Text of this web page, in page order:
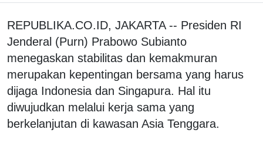
REPUBLIKA.CO.ID, JAKARTA -- Presiden RI
Jenderal (Purn) Prabowo Subianto
menegaskan stabilitas dan kemakmuran
merupakan kepentingan bersama yang harus
dijaga Indonesia dan Singapura. Hal itu
diwujudkan melalui kerja sama yang
berkelanjutan di kawasan Asia Tenggara.